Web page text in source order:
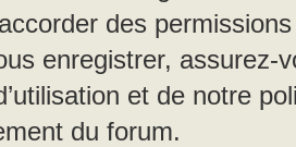
des
enregistrer, assurez-
et de notre
du forum.